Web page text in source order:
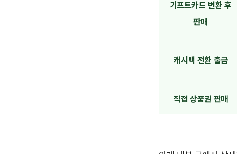
기프트카드 변환 후
판매
캐시백 전환 출금
직접 상품권 판매